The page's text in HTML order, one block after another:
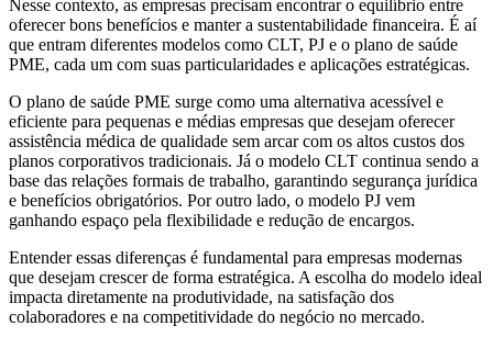
Nesse contexto, as empresas precisam encontrar o equilíbrio entre
oferecer bons benefícios e manter a sustentabilidade financeira. É aí
que entram diferentes modelos como CLT, PJ e o plano de saúde
PME, cada um com suas particularidades e aplicações estratégicas.
O plano de saúde PME surge como uma alternativa acessível e
eficiente para pequenas e médias empresas que desejam oferecer
assistência médica de qualidade sem arcar com os altos custos dos
planos corporativos tradicionais. Já o modelo CLT continua sendo a
base das relações formais de trabalho, garantindo segurança jurídica
e benefícios obrigatórios. Por outro lado, o modelo PJ vem
ganhando espaço pela flexibilidade e redução de encargos.
Entender essas diferenças é fundamental para empresas modernas
que desejam crescer de forma estratégica. A escolha do modelo ideal
impacta diretamente na produtividade, na satisfação dos
colaboradores e na competitividade do negócio no mercado.